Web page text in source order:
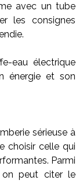
avec un tube
les consignes
eau électrique
énergie et son
sérieuse à
choisir celle qui
Parmi
on peut citer le